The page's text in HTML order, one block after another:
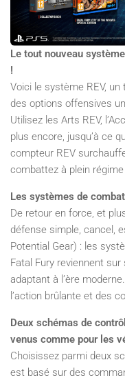
Le tout nouveau
!
Voici le système REV,
des options offensives
Utilisez les Arts REV,
plus encore, jusqu’à ce
compteur REV
combattez à plein
Les systèmes de
De retour en force, et
défense simple, cancel,
Potential Gear) : les
Fatal Fury reviennent
adaptant à l’ère
l’action brûlante et des
Deux schémas de
venus comme pour les
Choisissez parmi deux
est basé sur des